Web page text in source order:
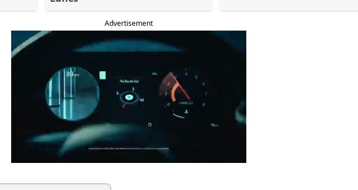
Advertisement